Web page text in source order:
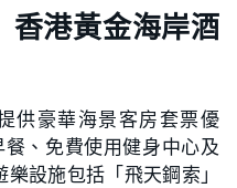
香港黃金海岸酒
供豪華海景客房套票優
、免費使用健身中心及
設施包括「飛天鋼索」